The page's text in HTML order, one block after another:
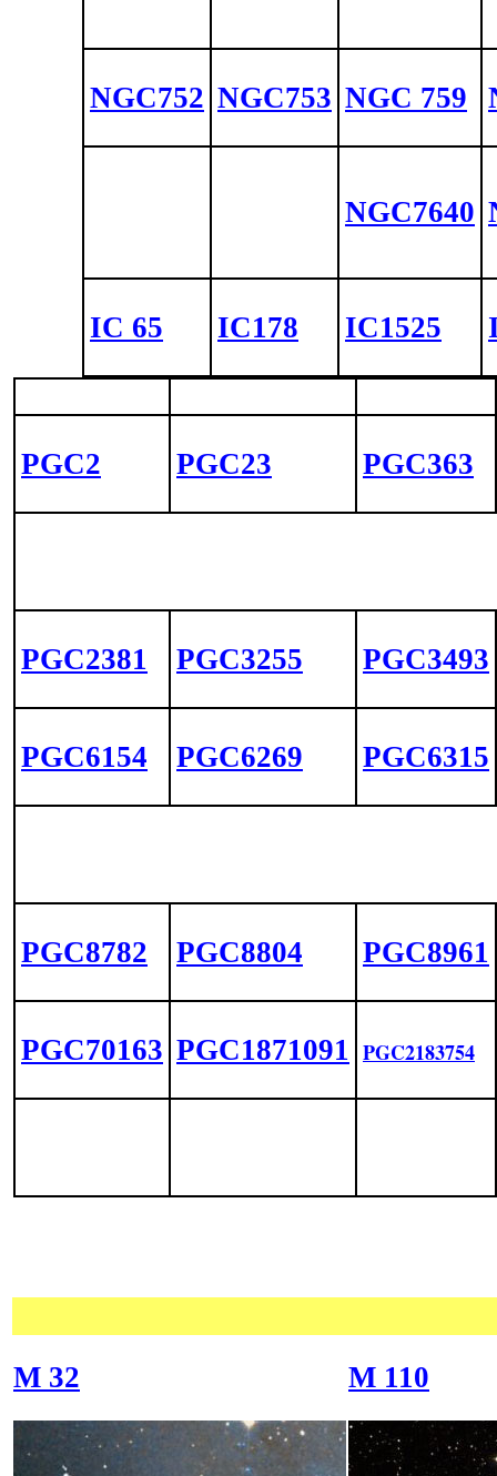
NGC752 NGC753 NGC 759
NGC7640
IC 65 IC178 IC1525
PGC2 PGC23 PGC363
PGC2381 PGC3255 PGC3493
PGC6154 PGC6269 PGC6315
PGC8782 PGC8804 PGC8961
PGC70163 PGC1871091 PGC2183754
M 32 M 110